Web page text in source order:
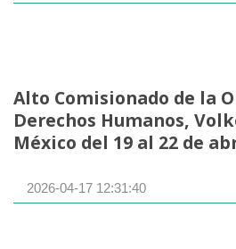
Alto Comisionado de la
Derechos Humanos,
México del 19 al 22 de
2026-04-17 12:31:40